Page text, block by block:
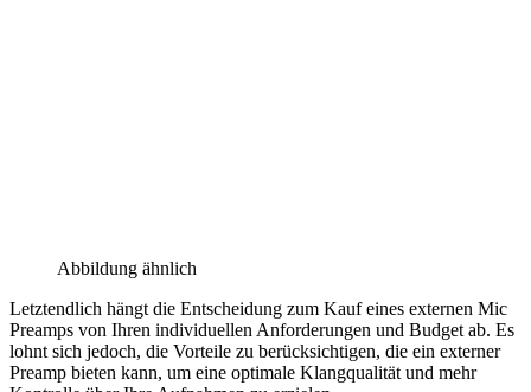
Abbildung ähnlich
Letztendlich hängt die Entscheidung zum Kauf eines externen Mic
Preamps von Ihren individuellen Anforderungen und Budget ab. Es
lohnt sich jedoch, die Vorteile zu berücksichtigen, die ein externer
Preamp bieten kann, um eine optimale Klangqualität und mehr